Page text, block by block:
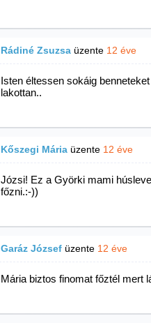
Rádiné Zsuzsa üzente 12 éve
Isten éltessen sokáig
lakottan..
Kőszegi Mária üzente 12 éve
Józsi! Ez a Györki mami
főzni.:-))
Garáz József üzente 12 éve
Mária biztos finomat főztél mert